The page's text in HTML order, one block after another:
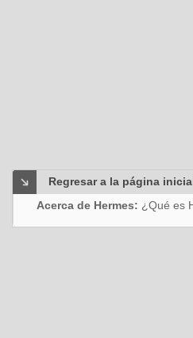
Regresar a la página
Acerca de Hermes: ¿Qué es